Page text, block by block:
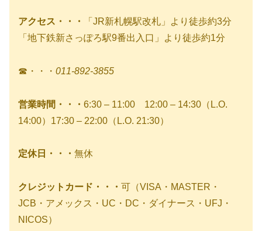
アクセス・・・
「JR新札幌駅改札」より徒歩約3分
「地下鉄新さっぽろ駅9番出入口」より徒歩約1分
☎・・・ 011-892-3855
営業時間・・・ 6:30 – 11:00 12:00 – 14:30（L.O.
14:00）17:30 – 22:00（L.O. 21:30）
定休日・・・ 無休
クレジットカード・・・ 可（VISA・MASTER・
JCB・アメックス・UC・DC・ダイナース・UFJ・
NICOS）